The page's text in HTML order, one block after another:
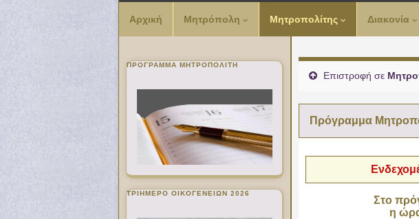
Αρχική Μητρόπολη Μητροπολίτης Διακονία
Επιστροφή σε
Πρόγραμμα
Στο
η
02:00
ΠΡΌΓΡΑΜΜΑ ΜΗΤΡΟΠΟΛΊΤΗ
ΤΡΙΗΜΕΡΟ ΟΙΚΟΓΕΝΕΙΩΝ 2026